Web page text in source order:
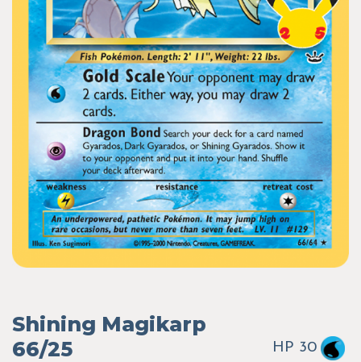
Shining Magikarp
66/25
HP 30